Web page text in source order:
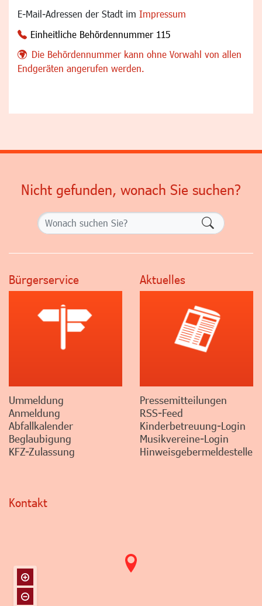
E-Mail-Adressen der Stadt im Impressum
Einheitliche Behördennummer 115
Die Behördennummer kann ohne Vorwahl von allen
Endgeräten angerufen werden.
Nicht gefunden, wonach Sie suchen?
Bürgerservice
Ummeldung
Anmeldung
Abfallkalender
Beglaubigung
KFZ-Zulassung
Aktuelles
Pressemitteilungen
RSS-Feed
Kinderbetreuung-Login
Musikvereine-Login
Hinweisgebermeldestelle
Kontakt